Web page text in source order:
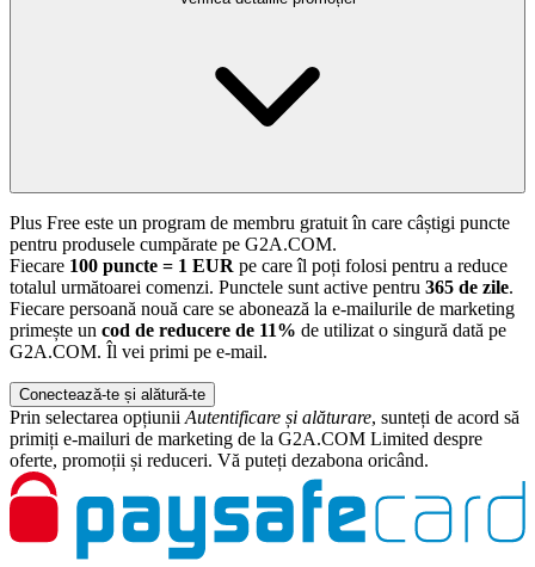
Plus Free este un program de membru gratuit în care câștigi puncte
pentru produsele cumpărate pe G2A.COM.
Fiecare 100 puncte = 1 EUR pe care îl poți folosi pentru a reduce
totalul următoarei comenzi. Punctele sunt active pentru 365 de zile.
Fiecare persoană nouă care se abonează la e-mailurile de marketing
primește un cod de reducere de 11% de utilizat o singură dată pe
G2A.COM. Îl vei primi pe e-mail.
Conectează-te și alătură-te
Prin selectarea opțiuniiAutentificare și alăturare, sunteți de acord să
primiți e-mailuri de marketing de la G2A.COM Limited despre
oferte, promoții și reduceri. Vă puteți dezabona oricând.